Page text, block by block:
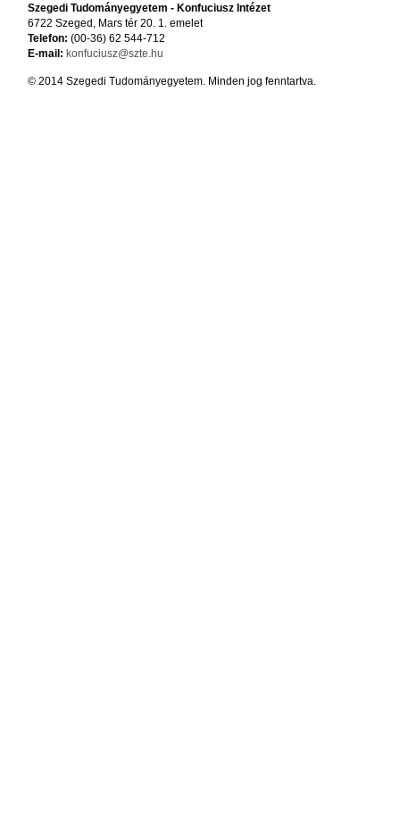
Szegedi Tudományegyetem - Konfuciusz Intézet
6722 Szeged, Mars tér 20. 1. emelet
Telefon: (00-36) 62 544-712
E-mail: konfuciusz@szte.hu
© 2014 Szegedi Tudományegyetem. Minden jog fenntartva.